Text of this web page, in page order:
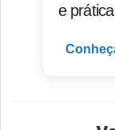
e